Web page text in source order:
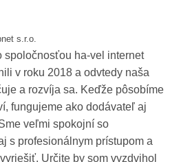
s.r.o.
spoločnosťou ha-vel internet
v roku 2018 a odvtedy naša
a rozvíja sa. Keďže pôsobíme
fungujeme ako dodávateľ aj
veľmi spokojní so
s profesionálnym prístupom a
Určite by som vyzdvihol